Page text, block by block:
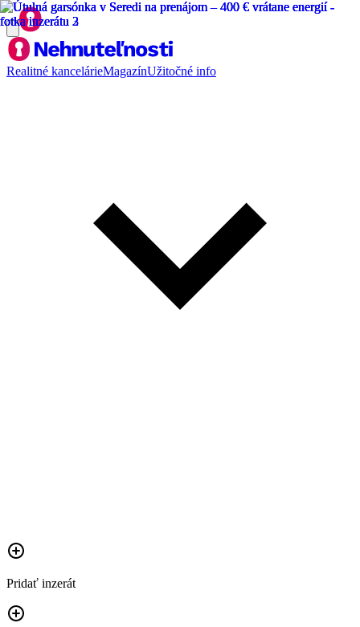
Realitné kancelárieMagazínUžitočné info
Pridať inzerát